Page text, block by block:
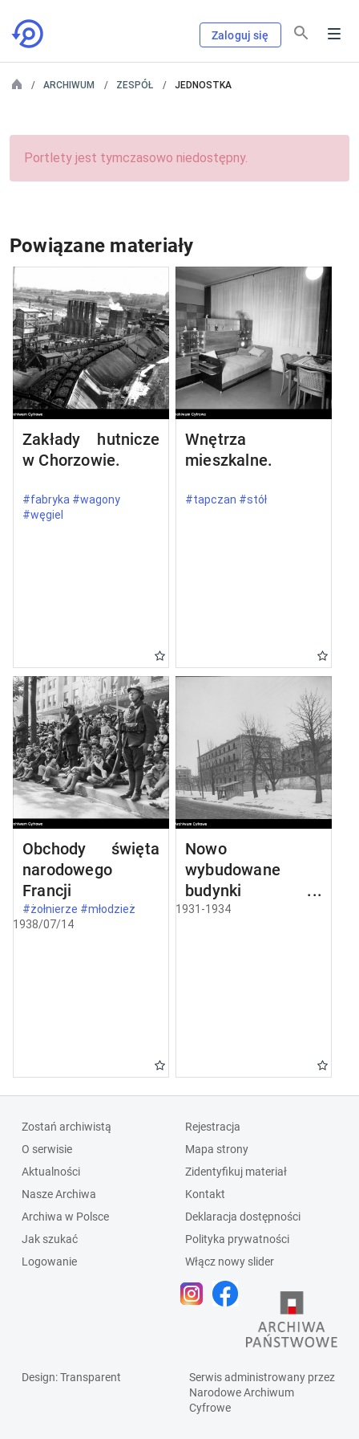
Zaloguj się
ARCHIWUM ZESPÓŁ JEDNOSTKA
Portlety jest tymczasowo niedostępny.
Powiązane materiały
Zakłady hutnicze
w Chorzowie.
#fabryka #wagony
#węgiel
Wnętrza
mieszkalne.
#tapczan #stół
Obchody święta
narodowego
Francji
#żołnierze #młodzież
1938/07/14
Nowo
wybudowane
budynki w
Częstochowie
1931-1934
Zostań archiwistą
O serwisie
Aktualności
Nasze Archiwa
Archiwa w Polsce
Jak szukać
Logowanie
Rejestracja
Mapa strony
Zidentyfikuj materiał
Kontakt
Deklaracja dostępności
Polityka prywatności
Włącz nowy slider
Design: Transparent
Serwis administrowany przez
Narodowe Archiwum
Cyfrowe